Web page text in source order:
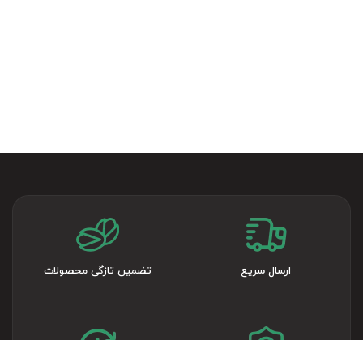
ارسال سریع تضمین تازگی محصولات